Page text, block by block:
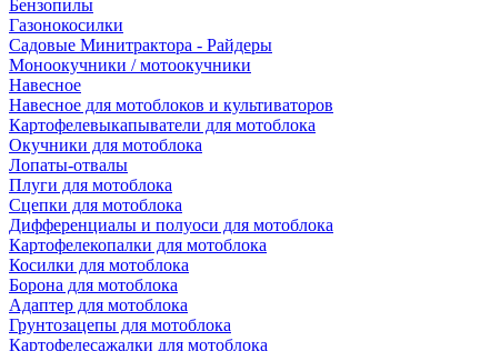
Бензопилы
Газонокосилки
Садовые Минитрактора - Райдеры
Моноокучники / мотоокучники
Навесное
Навесное для мотоблоков и культиваторов
Картофелевыкапыватели для мотоблока
Окучники для мотоблока
Лопаты-отвалы
Плуги для мотоблока
Сцепки для мотоблока
Дифференциалы и полуоси для мотоблока
Картофелекопалки для мотоблока
Косилки для мотоблока
Борона для мотоблока
Адаптер для мотоблока
Грунтозацепы для мотоблока
Картофелесажалки для мотоблока